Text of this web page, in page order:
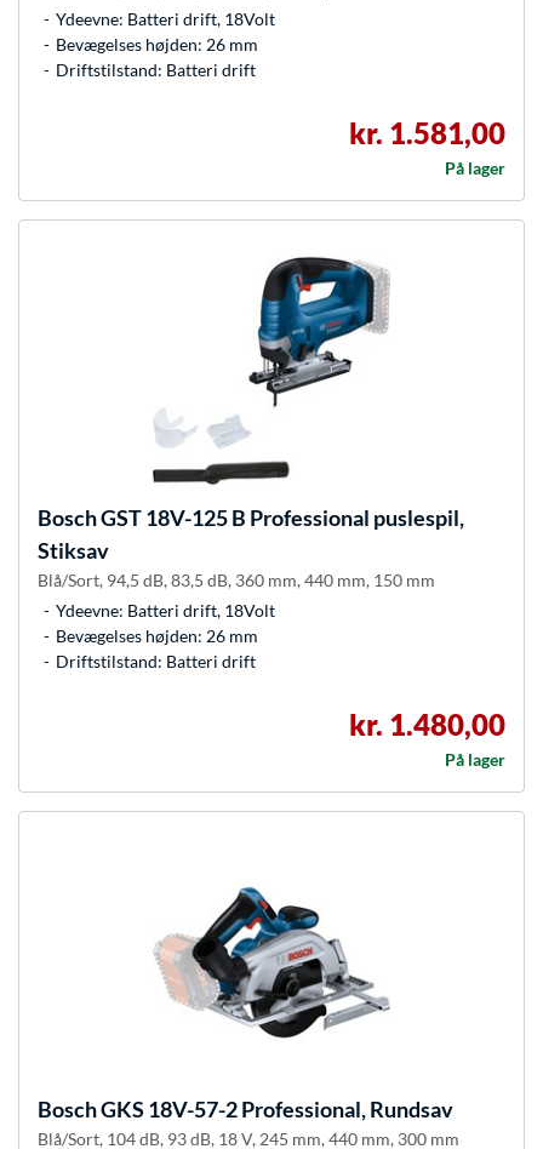
Ydeevne: Batteri drift, 18Volt
Bevægelses højden: 26 mm
Driftstilstand: Batteri drift
kr. 1.581,00
På lager
BoschGST 18V-125 B Professional puslespil,
Stiksav
Blå/Sort, 94,5 dB, 83,5 dB, 360 mm, 440 mm, 150 mm
Ydeevne: Batteri drift, 18Volt
Bevægelses højden: 26 mm
Driftstilstand: Batteri drift
kr. 1.480,00
På lager
BoschGKS 18V-57-2 Professional, Rundsav
Blå/Sort, 104 dB, 93 dB, 18 V, 245 mm, 440 mm, 300 mm